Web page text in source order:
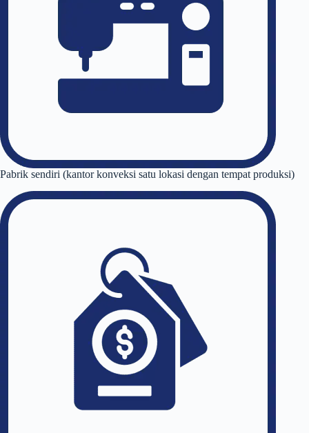
Pabrik sendiri (kantor konveksi satu lokasi dengan tempat produksi)